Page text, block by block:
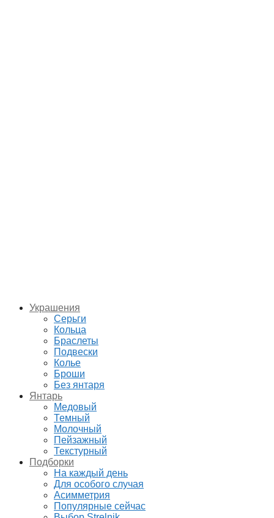
Украшения
Серьги
Кольца
Браслеты
Подвески
Колье
Броши
Без янтаря
Янтарь
Медовый
Темный
Молочный
Пейзажный
Текстурный
Подборки
На каждый день
Для особого случая
Асимметрия
Популярные сейчас